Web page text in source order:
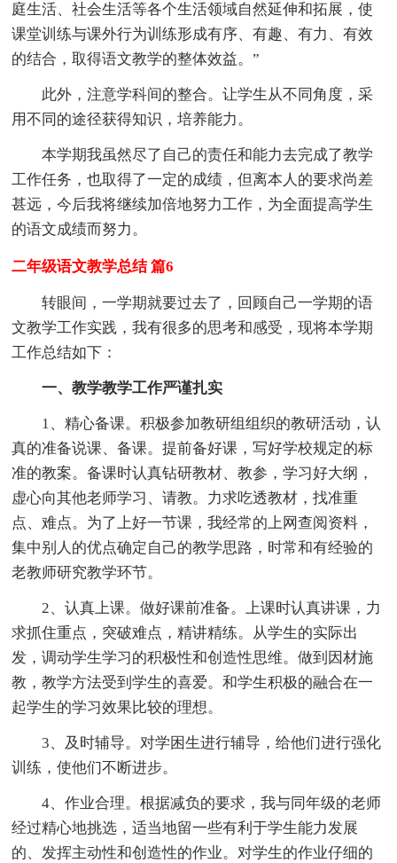
庭生活、社会生活等各个生活领域自然延伸和拓展，使
课堂训练与课外行为训练形成有序、有趣、有力、有效
的结合，取得语文教学的整体效益。”
此外，注意学科间的整合。让学生从不同角度，采
用不同的途径获得知识，培养能力。
本学期我虽然尽了自己的责任和能力去完成了教学
工作任务，也取得了一定的成绩，但离本人的要求尚差
甚远，今后我将继续加倍地努力工作，为全面提高学生
的语文成绩而努力。
二年级语文教学总结 篇6
转眼间，一学期就要过去了，回顾自己一学期的语
文教学工作实践，我有很多的思考和感受，现将本学期
工作总结如下：
一、教学教学工作严谨扎实
1、精心备课。积极参加教研组组织的教研活动，认
真的准备说课、备课。提前备好课，写好学校规定的标
准的教案。备课时认真钻研教材、教参，学习好大纲，
虚心向其他老师学习、请教。力求吃透教材，找准重
点、难点。为了上好一节课，我经常的上网查阅资料，
集中别人的优点确定自己的教学思路，时常和有经验的
老教师研究教学环节。
2、认真上课。做好课前准备。上课时认真讲课，力
求抓住重点，突破难点，精讲精练。从学生的实际出
发，调动学生学习的积极性和创造性思维。做到因材施
教，教学方法受到学生的喜爱。和学生积极的融合在一
起学生的学习效果比较的理想。
3、及时辅导。对学困生进行辅导，给他们进行强化
训练，使他们不断进步。
4、作业合理。根据减负的要求，我与同年级的老师
经过精心地挑选，适当地留一些有利于学生能力发展
的、发挥主动性和创造性的作业。对学生的作业仔细的